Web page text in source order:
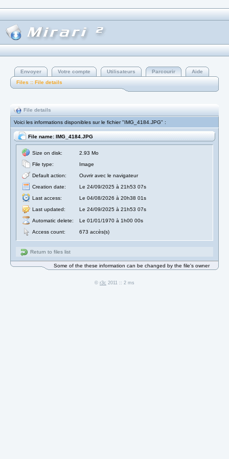
Envoyer Votre compte Utilisateurs Parcourir
Aide
Files :: File details
File details
Voici les informations disponibles sur le fichier "IMG_4184.JPG" :
File name: IMG_4184.JPG
Size on disk:
2.93 Mo
File type:
Image
Default action:
Ouvrir avec le navigateur
Creation date:
Le 24/09/2025 à 21h53 07s
Last access:
Le 04/08/2026 à 20h38 01s
Last updated:
Le 24/09/2025 à 21h53 07s
Automatic delete:
Le 01/01/1970 à 1h00 00s
Access count:
673 accès(s)
Return to files list
Some of the these information can be changed by the file's owner
© r3c 2011 :: 2 ms